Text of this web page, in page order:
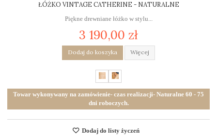
ŁÓŻKO VINTAGE CATHERINE - NATURALNE
Piękne drewniane łóżko w stylu...
3 190,00 zł
Dodaj do koszyka Więcej
Towar wykonywany na zamówienie- czas realizacji- Naturalne 60 - 75
dni roboczych.
Dodaj do listy życzeń